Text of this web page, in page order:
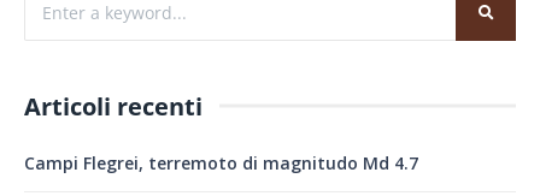
Articoli recenti
Campi Flegrei, terremoto di magnitudo Md 4.7